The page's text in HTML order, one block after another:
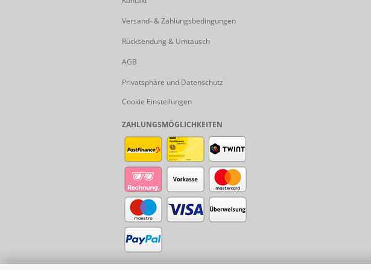
Versand- & Zahlungsbedingungen
Rücksendung & Umtausch
AGB
Privatsphäre und Datenschutz
Cookie Einstellungen
ZAHLUNGSMÖGLICHKEITEN